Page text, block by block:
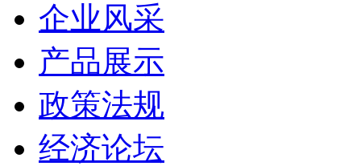
企业风采
产品展示
政策法规
经济论坛